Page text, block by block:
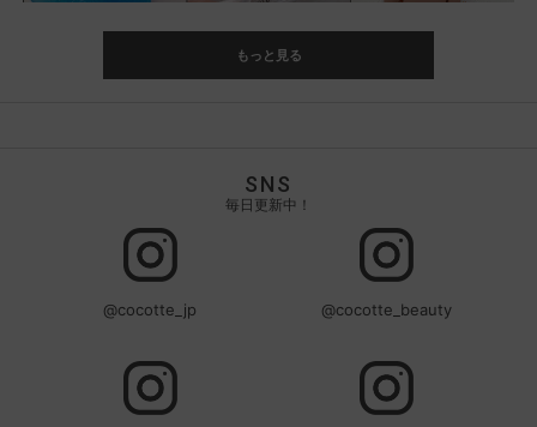
もっと見る
SNS
毎日更新中！
@cocotte_jp @cocotte_beauty